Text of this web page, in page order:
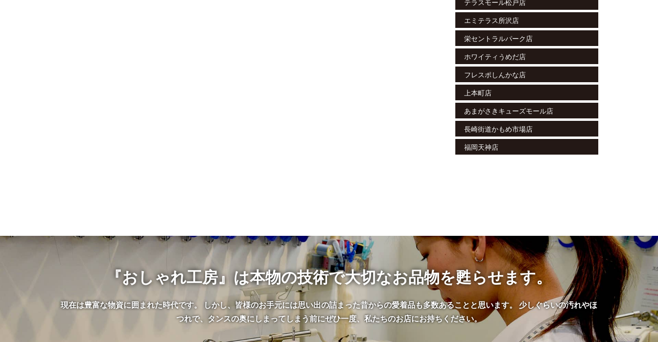
テラスモール松戸店
エミテラス所沢店
栄セントラルパーク店
ホワイティうめだ店
フレスポしんかな店
上本町店
あまがさきキューズモール店
長崎街道かもめ市場店
福岡天神店
『おしゃれ工房』は本物の技術で大切なお品物を甦らせます。
現在は豊富な物資に囲まれた時代です。 しかし、皆様のお手元には思い出の詰まった昔からの愛着品も多数あることと思います。 少しぐらいの汚れやほ
つれで、タンスの奥にしまってしまう前にぜひ一度、私たちのお店にお持ちください。